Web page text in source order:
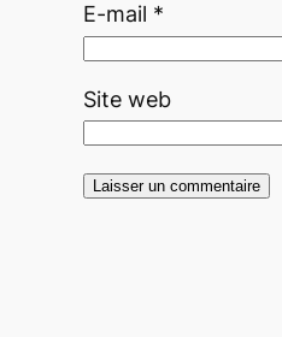
E-mail *
Site web